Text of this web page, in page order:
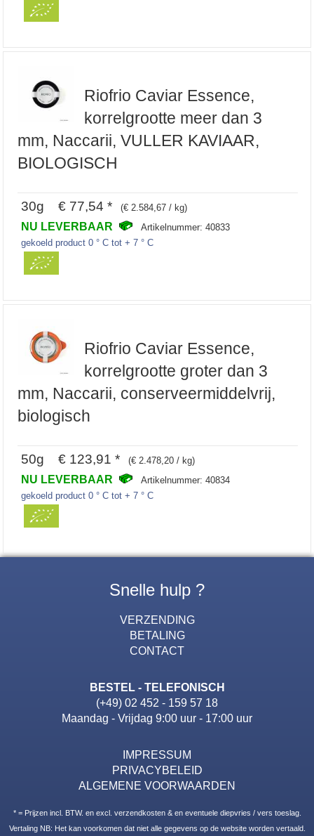
Riofrio Caviar Essence,
korrelgrootte meer dan 3
mm, Naccarii, VULLER KAVIAAR,
BIOLOGISCH
30g € 77,54 * (€ 2.584,67 / kg)
NU LEVERBAAR
Artikelnummer: 40833
gekoeld product 0 ° C tot + 7 ° C
Riofrio Caviar Essence,
korrelgrootte groter dan 3
mm, Naccarii, conserveermiddelvrij,
biologisch
50g € 123,91 * (€ 2.478,20 / kg)
NU LEVERBAAR
Artikelnummer: 40834
gekoeld product 0 ° C tot + 7 ° C
Snelle hulp ?
VERZENDING
BETALING
CONTACT
BESTEL - TELEFONISCH
(+49) 02 452 - 159 57 18
Maandag - Vrijdag 9:00 uur - 17:00 uur
IMPRESSUM
PRIVACYBELEID
ALGEMENE VOORWAARDEN
* = Prijzen incl. BTW. en excl. verzendkosten & en eventuele diepvries / vers toeslag.
Vertaling NB: Het kan voorkomen dat niet alle gegevens op de website worden vertaald.